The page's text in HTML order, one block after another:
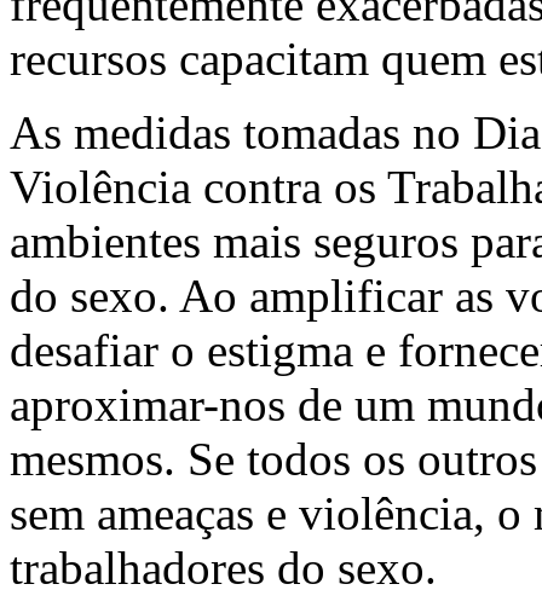
recursos capacitam quem
As medidas tomadas no
Violência contra os
ambientes mais seguros
do sexo. Ao amplificar as
desafiar o estigma e
aproximar-nos de um
mesmos. Se todos os
sem ameaças e violência,
trabalhadores do sexo.